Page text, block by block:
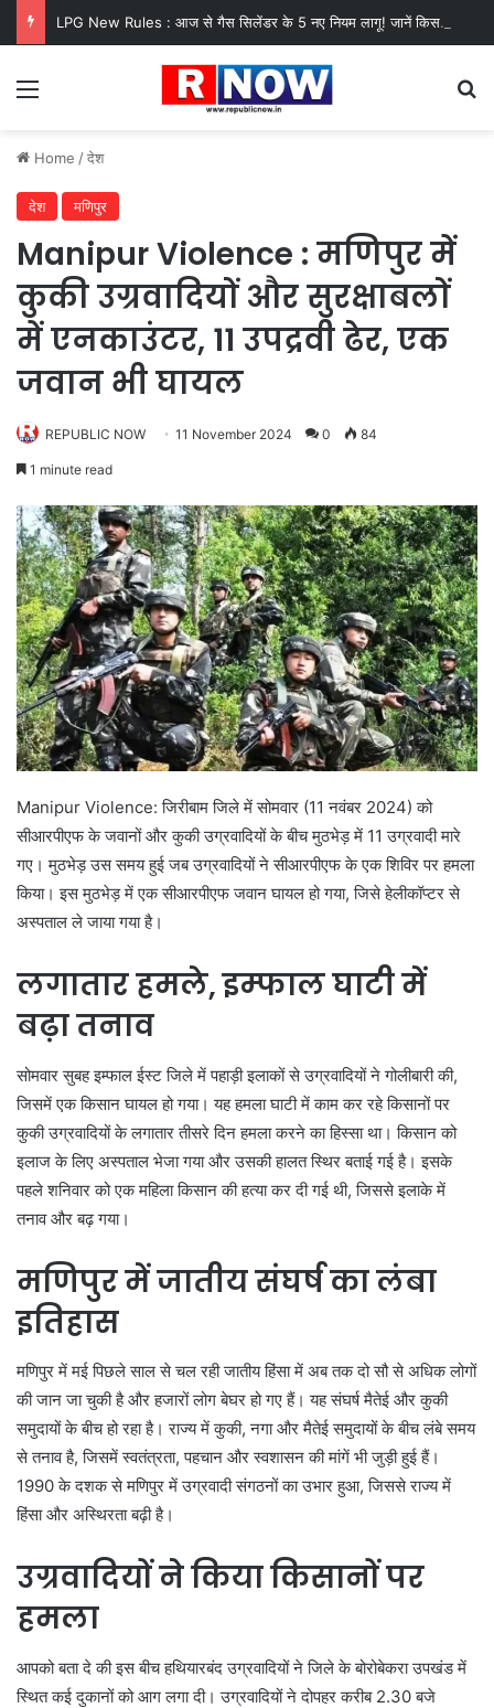
LPG New Rules : आज से गैस सिलेंडर के 5 नए नियम लागू! जानें किसका कटेगा कनेक्शन, कितने दिन बाद होगी बुकिंग?
Menu
Home /देश
देश मणिपुर
Manipur Violence : मणिपुर में
कुकी उग्रवादियों और सुरक्षाबलों
में एनकाउंटर, 11 उपद्रवी ढेर, एक
जवान भी घायल
REPUBLIC NOW 11 November 2024 0 84
1 minute read
Manipur Violence: जिरीबाम जिले में सोमवार (11 नवंबर 2024) को
सीआरपीएफ के जवानों और कुकी उग्रवादियों के बीच मुठभेड़ में 11 उग्रवादी मारे
गए। मुठभेड़ उस समय हुई जब उग्रवादियों ने सीआरपीएफ के एक शिविर पर हमला
किया। इस मुठभेड़ में एक सीआरपीएफ जवान घायल हो गया, जिसे हेलीकॉप्टर से
अस्पताल ले जाया गया है।
लगातार हमले, इम्फाल घाटी में
बढ़ा तनाव
सोमवार सुबह इम्फाल ईस्ट जिले में पहाड़ी इलाकों से उग्रवादियों ने गोलीबारी की,
जिसमें एक किसान घायल हो गया। यह हमला घाटी में काम कर रहे किसानों पर
कुकी उग्रवादियों के लगातार तीसरे दिन हमला करने का हिस्सा था। किसान को
इलाज के लिए अस्पताल भेजा गया और उसकी हालत स्थिर बताई गई है। इसके
पहले शनिवार को एक महिला किसान की हत्या कर दी गई थी, जिससे इलाके में
तनाव और बढ़ गया।
मणिपुर में जातीय संघर्ष का लंबा
इतिहास
मणिपुर में मई पिछले साल से चल रही जातीय हिंसा में अब तक दो सौ से अधिक लोगों
की जान जा चुकी है और हजारों लोग बेघर हो गए हैं। यह संघर्ष मैतेई और कुकी
समुदायों के बीच हो रहा है। राज्य में कुकी, नगा और मैतेई समुदायों के बीच लंबे समय
से तनाव है, जिसमें स्वतंत्रता, पहचान और स्वशासन की मांगें भी जुड़ी हुई हैं।
1990 के दशक से मणिपुर में उग्रवादी संगठनों का उभार हुआ, जिससे राज्य में
हिंसा और अस्थिरता बढ़ी है।
उग्रवादियों ने किया किसानों पर
हमला
आपको बता दे की इस बीच हथियारबंद उग्रवादियों ने जिले के बोरोबेकरा उपखंड में
स्थित कई दुकानों को आग लगा दी। उग्रवादियों ने दोपहर करीब 2.30 बजे